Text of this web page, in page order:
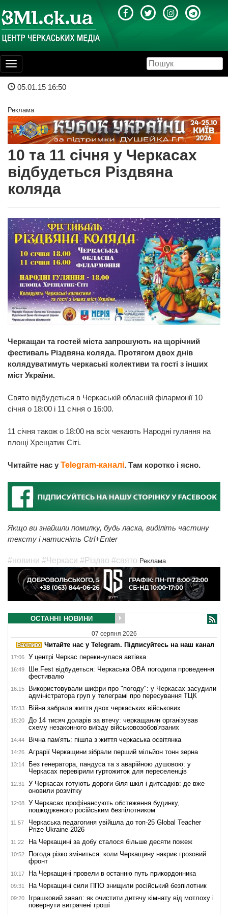
Toggle
navigation
05.01.15 16:50
Реклама
10 та 11 січня у Черкасах
відбудеться Різдвяна
коляда
Черкащан та гостей міста запрошують на щорічний
фестиваль Різдвяна коляда. Протягом двох днів
колядуватимуть черкаські колективи та гості з інших
міст України.
Свято відбудеться в Черкаській обласній філармонії 10
січня о 18:00 і 11 січня о 16:00.
11 січня також о 18:00 на всіх чекають Народні гуляння на
площі Хрещатик Сіті.
Читайте нас у Telegram-каналі. Там коротко і ясно.
Якщо ви знайшли помилку, будь ласка, виділіть частину
тексту і натисніть Ctrl+Enter
#новини #Черкаси #Різдво #свято Реклама
ОСТАННІ НОВИНИ
07 серпня 2026
Читайте нас у Telegram. Підписуйтесь на наш канал
17:06 У центрі Черкас перекинулася автівка
16:49
Ше.Fest відбудеться: Черкаська ОВА погодила проведення
фестивалю
16:15
Використовували шифри про "погоду": у Черкасах засудили
адміністратора груп у телеграмі про пересування ТЦК
15:33 Війна забрала життя двох черкаських військових
15:20
До 14 тисяч доларів за втечу: черкащанин організував
схему незаконного виїзду військовозобов'язаних
14:44 Вічна пам'ять: пішла з життя черкаська освітянка
14:26 Аграрії Черкащини зібрали перший мільйон тонн зерна
13:14
Без генератора, пандуса та з аварійною душовою: у
Черкасах перевірили гуртожиток для переселенців
12:31
У Черкасах готують дороги біля шкіл і дитсадків: де вже
оновили розмітку
12:08
У Черкасах профінансують обстеження будинку,
пошкодженого російським безпілотником
11:57
Черкаська педагогиня увійшла до топ-25 Global Teacher
Prize Ukraine 2026
11:22 На Черкащині за добу сталося більше десяти пожеж
10:52
Погода різко зміниться: коли Черкащину накриє грозовий
фронт
10:17 На Черкащині провели в останню путь прикордонника
09:31 На Черкащині сили ППО знищили російський безпілотник
09:20
Іграшковий завал: як очистити дитячу кімнату від мотлоху і
повернути витрачені гроші